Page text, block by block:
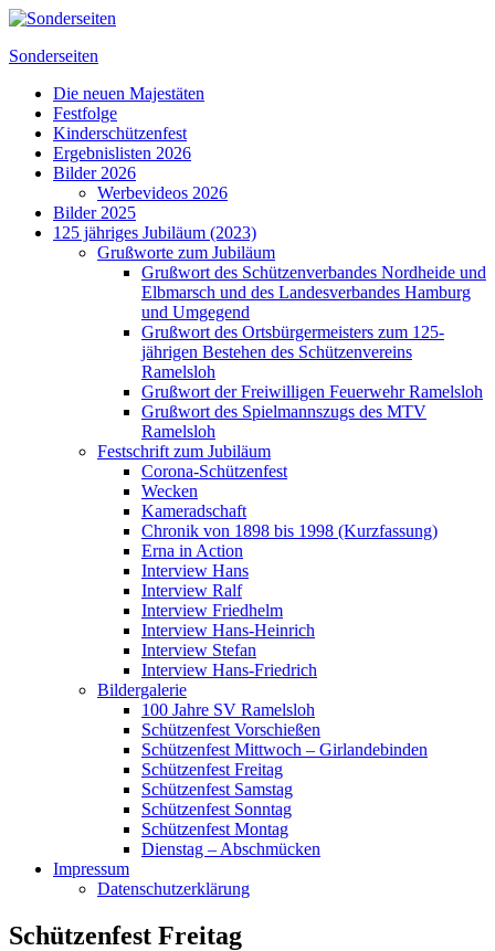
Zum
springen
Sonderseiten
Die neuen Majestäten
Festfolge
Kinderschützenfest
Ergebnislisten 2026
Bilder 2026
Werbevideos 2026
Bilder 2025
125 jähriges Jubiläum (2023)
Grußworte zum Jubiläum
Grußwort des Schützenverbandes Nordheide und
Elbmarsch und des Landesverbandes Hamburg
und Umgegend
Grußwort des Ortsbürgermeisters zum 125-
jährigen Bestehen des Schützenvereins
Ramelsloh
Grußwort der Freiwilligen Feuerwehr Ramelsloh
Grußwort des Spielmannszugs des MTV
Ramelsloh
Festschrift zum Jubiläum
Corona-Schützenfest
Wecken
Kameradschaft
Chronik von 1898 bis 1998 (Kurzfassung)
Erna in Action
Interview Hans
Interview Ralf
Interview Friedhelm
Interview Hans-Heinrich
Interview Stefan
Interview Hans-Friedrich
Bildergalerie
100 Jahre SV Ramelsloh
Schützenfest Vorschießen
Schützenfest Mittwoch – Girlandebinden
Schützenfest Freitag
Schützenfest Samstag
Schützenfest Sonntag
Schützenfest Montag
Dienstag – Abschmücken
Impressum
Datenschutzerklärung
Schützenfest Freitag